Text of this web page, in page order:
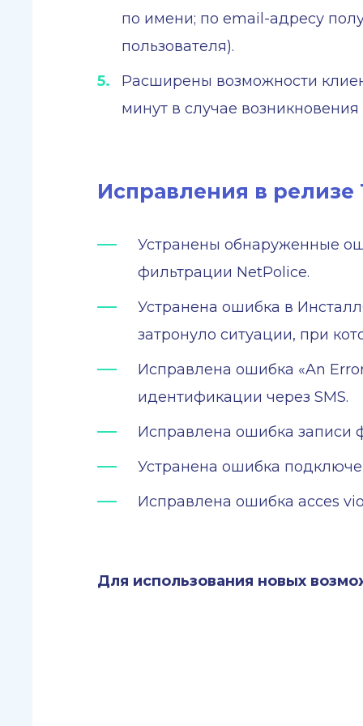
по имени; по email-адресу
пользователя).
Расширены возможности
минут в случае
Исправления в релизе
Устранены обнаруженные
фильтрации NetPolice.
Устранена ошибка в
затронуло ситуации, при
Исправлена ошибка «An
идентификации через SMS.
Исправлена ошибка записи
Устранена ошибка
Исправлена ошибка acces
Для использования новых